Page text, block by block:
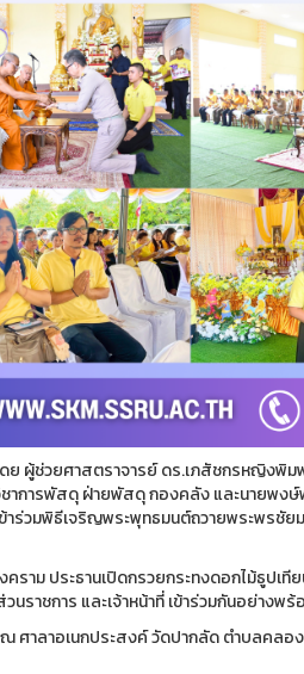
ผู้ช่วยศาสตราจารย์ ดร.เภสัชกรหญิงพิม
การพัสดุ ฝ่ายพัสดุ กองคลัง และนายพงษ์
ร่วมพิธีเจริญพระพุทธมนต์ถวายพระพรชัย
ม ประธานเปิดกรวยกระทงดอกไม้ธูปเที
ราชการ และเจ้าหน้าที่ เข้าร่วมกันอย่างพร้
าลาอเนกประสงค์ วัดปากลัด ตำบลคลอ